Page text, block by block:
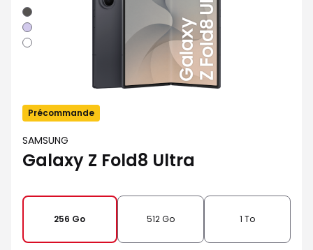
Graphite
Violet
Blanc
Précommande
SAMSUNG
Galaxy Z Fold8 Ultra
256 Go 512 Go 1 To